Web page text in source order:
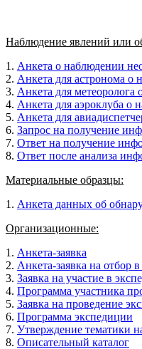
Наблюдение явлений или
1. Анкета о наблюдении
2. Анкета для астронома о
3. Анкета для метеоролога
4. Анкета для аэроклуба о
5. Анкета для
6. Запрос на получение
7. Ответ на получение
8. Ответ после анализа
Материальные образцы:
1. Анкета данных об
Организационные:
1. Анкета-заявка
2. Анкета-заявка на отбор
3. Заявка на участие в
4. Программа участника
5. Заявка на проведение
6. Программа экспедиции
7. Утверждение тематики
8. Описательный каталог